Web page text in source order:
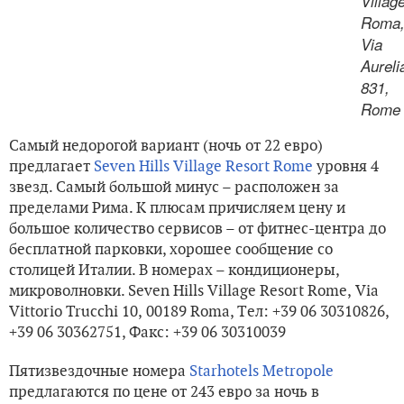
Roma,
Via
831,
Rome
Самый недорогой вариант (ночь от 22 евро)
предлагает Seven Hills Village Resort Rome уровня 4
звезд. Самый большой минус – расположен за
пределами Рима. К плюсам причисляем цену и
большое количество сервисов – от фитнес-центра до
бесплатной парковки, хорошее сообщение со
столицей Италии. В номерах – кондиционеры,
микроволновки. Seven Hills Village Resort Rome, Via
Vittorio Trucchi 10, 00189 Roma, Tел: +39 06 30310826,
+39 06 30362751, Факс: +39 06 30310039
Пятизвездочные номера Starhotels Metropole
предлагаются по цене от 243 евро за ночь в